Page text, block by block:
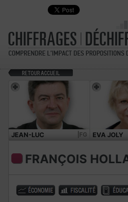
JEAN-LUC
|FG EVA JOLY
FRANÇOIS